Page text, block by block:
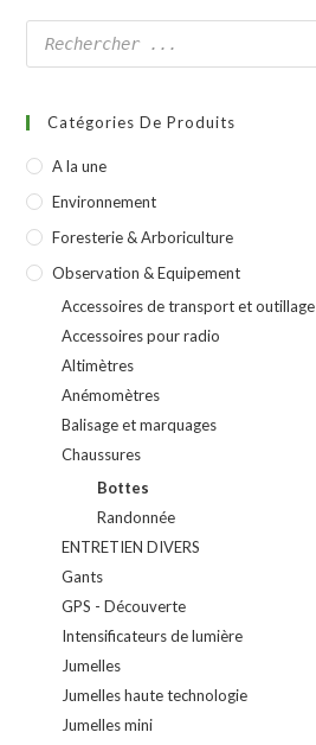
Catégories De Produits
A la une
Environnement
Foresterie & Arboriculture
Observation & Equipement
Accessoires de transport et outillage
Accessoires pour radio
Altimètres
Anémomètres
Balisage et marquages
Chaussures
Bottes
Randonnée
ENTRETIEN DIVERS
Gants
GPS - Découverte
Intensificateurs de lumière
Jumelles
Jumelles haute technologie
Jumelles mini